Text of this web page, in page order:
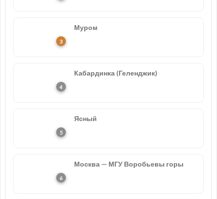
Муром
Кабардинка (Геленджик)
Ясный
Москва — МГУ Воробьевы горы